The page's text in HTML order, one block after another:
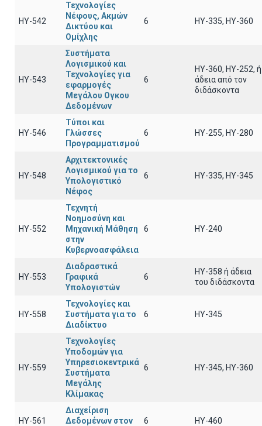
ΗΥ-542
Τεχνολογίες
Νέφους, Ακμών
Δικτύου και
Ομίχλης
6 ΗΥ-335, ΗΥ-360
ΗΥ-543
Συστήματα
Λογισμικού και
Τεχνολογίες για
εφαρμογές
Μεγάλου Ογκου
Δεδομένων
6
ΗΥ-360, ΗΥ-252, ή
άδεια από τον
διδάσκοντα
ΗΥ-546
Τύποι και
Γλώσσες
Προγραμματισμού
6 ΗΥ-255, ΗΥ-280
ΗΥ-548
Αρχιτεκτονικές
Λογισμικού για το
Υπολογιστικό
Νέφος
6 ΗΥ-335, ΗΥ-345
ΗΥ-552
Τεχνητή
Νοημοσύνη και
Μηχανική Μάθηση
στην
Κυβερνοασφάλεια
6 ΗΥ-240
ΗΥ-553
Διαδραστικά
Γραφικά
Υπολογιστών
6
ΗΥ-358 ή άδεια
του διδάσκοντα
ΗΥ-558
Τεχνολογίες και
Συστήματα για το
Διαδίκτυο
6 HY-345
HY-559
Τεχνολογίες
Υποδομών για
Υπηρεσιοκεντρικά
Συστήματα
Μεγάλης
Κλίμακας
6 ΗΥ-345, ΗΥ-360
ΗΥ-561
Διαχείριση
Δεδομένων στον
6 ΗΥ-460